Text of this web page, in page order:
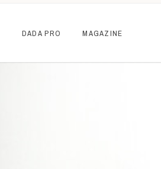
DADA PRO MAGAZINE